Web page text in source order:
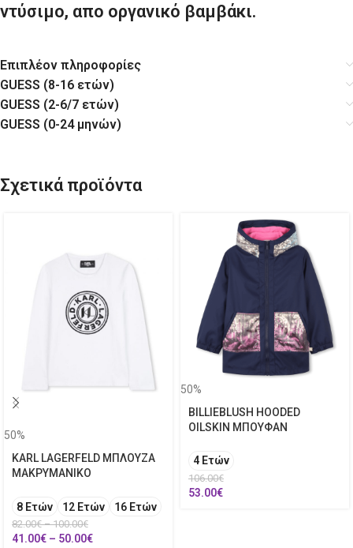
ντύσιμο, απο οργανικό βαμβάκι.
Επιπλέον πληροφορίες
GUESS (8-16 ετών)
GUESS (2-6/7 ετών)
GUESS (0-24 μηνών)
Σχετικά προϊόντα
50%
KARL LAGERFELD ΜΠΛΟΥΖΑ
ΜΑΚΡΥΜΑΝΙΚΟ
8 Ετών 12 Ετών 16 Ετών
82.00€ – 100.00€
41.00€ – 50.00€
50%
BILLIEBLUSH HOODED
OILSKIN ΜΠΟΥΦΑΝ
4 Ετών
106.00€
53.00€